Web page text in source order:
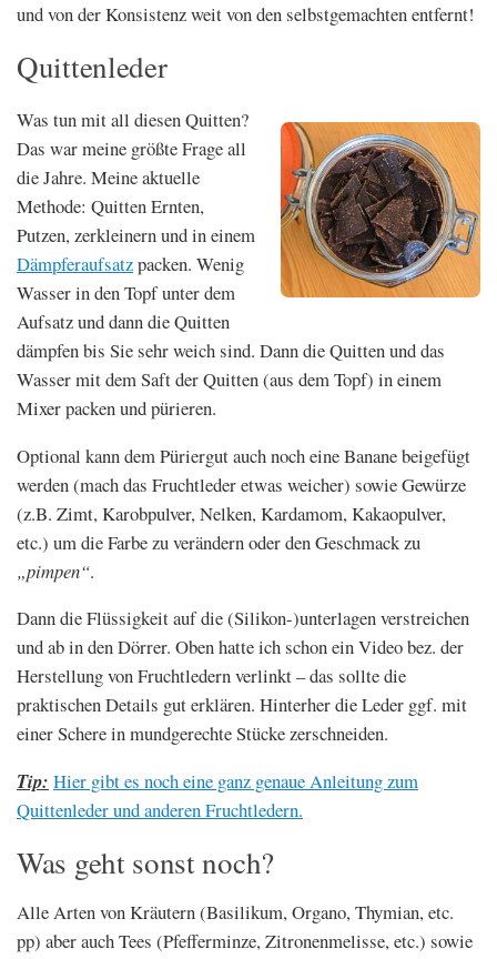
und von der Konsistenz weit von den selbstgemachten entfernt!
Quittenleder
Was tun mit all diesen Quitten?
Das war meine größte Frage all
die Jahre. Meine aktuelle
Methode: Quitten Ernten,
Putzen, zerkleinern und in einem
Dämpferaufsatzpacken. Wenig
Wasser in den Topf unter dem
Aufsatz und dann die Quitten
dämpfen bis Sie sehr weich sind. Dann die Quitten und das
Wasser mit dem Saft der Quitten (aus dem Topf) in einem
Mixer packen und pürieren.
Optional kann dem Püriergut auch noch eine Banane beigefügt
werden (mach das Fruchtleder etwas weicher) sowie Gewürze
(z.B. Zimt, Karobpulver, Nelken, Kardamom, Kakaopulver,
etc.) um die Farbe zu verändern oder den Geschmack zu
„pimpen“.
Dann die Flüssigkeit auf die (Silikon-)unterlagen verstreichen
und ab in den Dörrer. Oben hatte ich schon ein Video bez. der
Herstellung von Fruchtledern verlinkt – das sollte die
praktischen Details gut erklären. Hinterher die Leder ggf. mit
einer Schere in mundgerechte Stücke zerschneiden.
Tip: Hier gibt es noch eine ganz genaue Anleitung zum
Quittenleder und anderen Fruchtledern.
Was geht sonst noch?
Alle Arten von Kräutern (Basilikum, Organo, Thymian, etc.
pp) aber auch Tees (Pfefferminze, Zitronenmelisse, etc.) sowie